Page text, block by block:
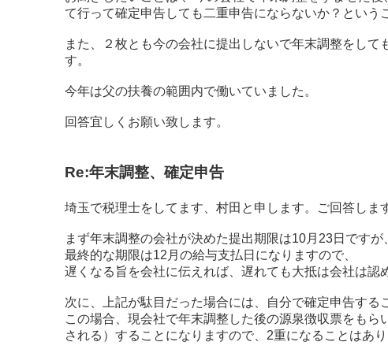
て行って確定申告しても二重申告にならないか？という
また、２枚とも今の会社に提出しないで年末調整をし
す。
今年は父の扶養の範囲内で働いていました。
回答宜しくお願い致します。
Re:年末調整、確定申告
埼玉で税理士をしてます、村田と申します。ご回答しま
まず年末調整の会社が決めた提出期限は10月23日ですが
最終的な期限は12月の給与支払日になりますので、
遅くなる旨を会社に伝えれば、遅れても大抵は会社は認
次に、上記が駄目だった場合には、自分で確定申告する
この場合、現会社で年末調整した後の源泉徴収票をも
される）することになりますので、2重になることはあり